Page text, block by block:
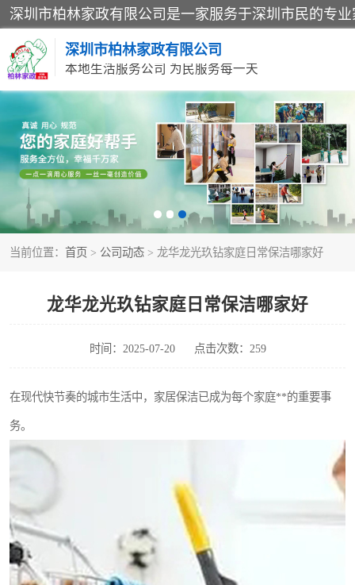
深圳市柏林家政有限公司
本地生活服务公司 为民服务每一天
当前位置： 首页 > 公司动态 > 龙华龙光玖钻家庭日常保洁哪家好
龙华龙光玖钻家庭日常保洁哪家好
时间：2025-07-20 点击次数：259
在现代快节奏的城市生活中，家居保洁已成为每个家庭**的重要事
务。
家居保洁
家庭保姆